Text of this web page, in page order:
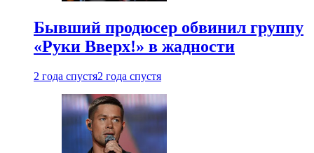
Бывший продюсер обвинил группу
«Руки Вверх!» в жадности
2 года спустя2 года спустя